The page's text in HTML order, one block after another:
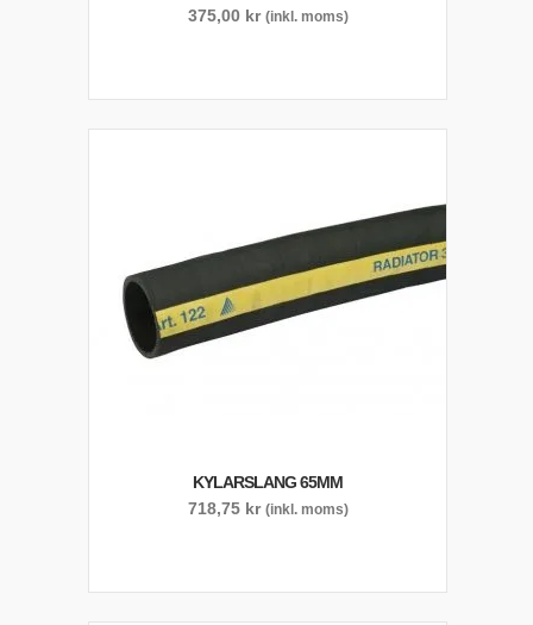
375,00 kr (inkl. moms)
KYLARSLANG 65MM
718,75 kr (inkl. moms)